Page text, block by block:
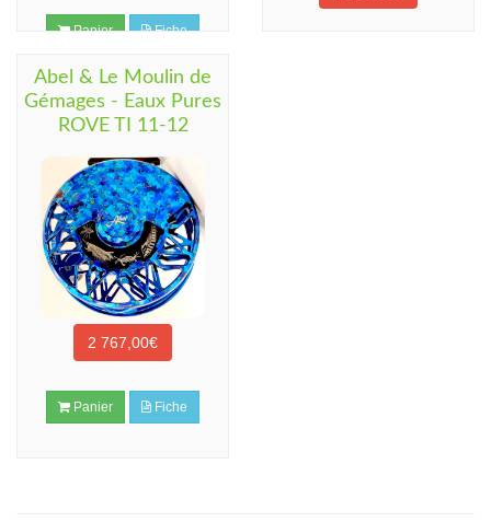
Panier Fiche
Abel & Le Moulin de
Gémages - Eaux Pures
ROVE TI 11-12
2 767,00€
Panier Fiche